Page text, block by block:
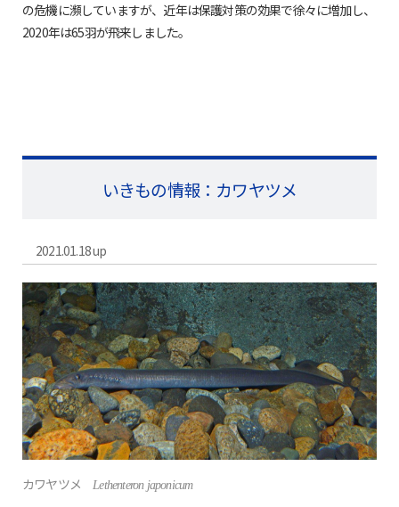
の危機に瀕していますが、近年は保護対策の効果で徐々に増加し、
2020年は65羽が飛来しました。
いきもの情報：カワヤツメ
2021.01.18 up
カワヤツメLethenteron japonicum